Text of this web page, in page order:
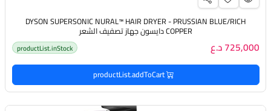
DYSON SUPERSONIC NURAL™️ HAIR DRYER - PRUSSIAN BLUE/RICH
COPPER دايسون جهاز تصفيف الشعر
725,000 د.ع productList.inStock
productList.addToCart